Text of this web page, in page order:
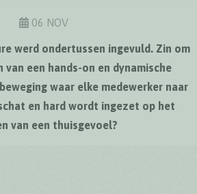
06 NOV
werd ondertussen ingevuld. Zin om
van een hands-on en dynamische
waar elke medewerker naar
en hard wordt ingezet op het
van een thuisgevoel?